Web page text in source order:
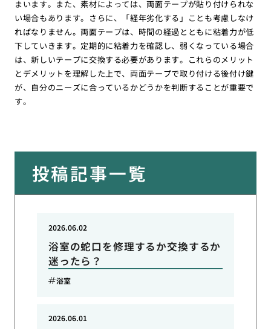
まいます。また、素材によっては、両面テープが貼り付けられな
い場合もあります。さらに、「経年劣化する」ことも考慮しなけ
ればなりません。両面テープは、時間の経過とともに粘着力が低
下していきます。定期的に粘着力を確認し、弱くなっている場合
は、新しいテープに交換する必要があります。これらのメリット
とデメリットを理解した上で、両面テープで取り付ける後付け鍵
が、自分のニーズに合っているかどうかを判断することが重要で
す。
投稿記事一覧
浴室の蛇口を修理するか交換するか
迷ったら？
2026.06.02
浴室
2026.06.01